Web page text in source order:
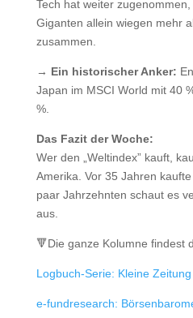
Tech hat weiter
Giganten allein wiegen mehr
zusammen.
→ Ein historischer Anker:
Japan im MSCI World mit 40
%.
Das Fazit der Woche:
Wer den „Weltindex” kauft,
Amerika. Vor 35 Jahren
paar Jahrzehnten schaut es
aus.
🔻Die ganze Kolumne findest
Logbuch-Serie: Kleine Zeitung
e-fundresearch: